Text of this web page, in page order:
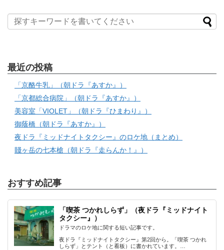
最近の投稿
「京酪牛乳」（朝ドラ『あすか』）
「京都総合病院」（朝ドラ『あすか』）
美容室「VIOLET」（朝ドラ『ひまわり』）
御蔭橋（朝ドラ『あすか』）
夜ドラ『ミッドナイトタクシー』のロケ地（まとめ）
賤ヶ岳の七本槍（朝ドラ『走らんか！』）
おすすめ記事
「喫茶 つかれしらず」（夜ドラ『ミッドナイト
タクシー』）
ドラマのロケ地に関する短い記事です。
夜ドラ『ミッドナイトタクシー』第2回から。「喫茶 つかれ
しらず」とテント（と看板）に書かれています。…